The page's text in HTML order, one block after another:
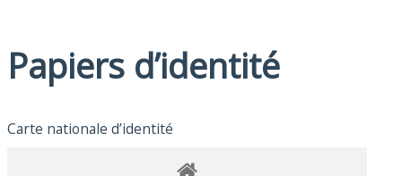
Papiers d’identité
Carte nationale d’identité